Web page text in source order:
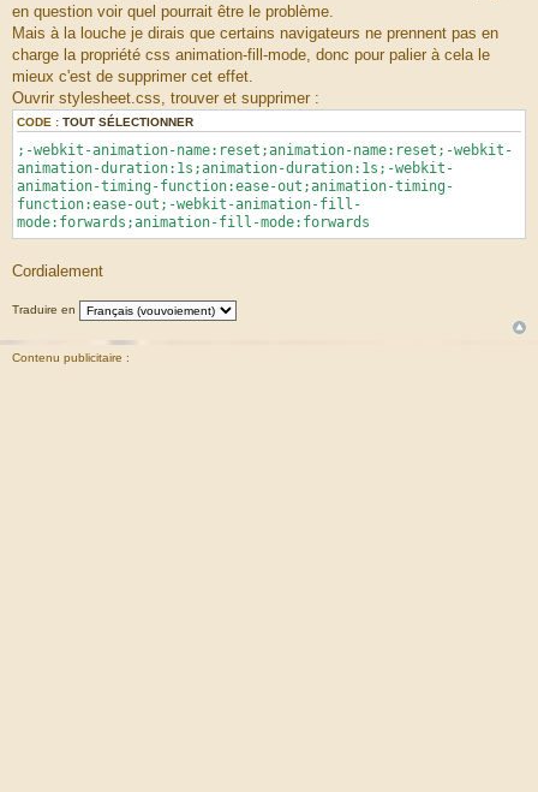
g
e
en question voir quel pourrait être le problème.
Mais à la louche je dirais que certains navigateurs ne prennent pas en
charge la propriété css animation-fill-mode, donc pour palier à cela le
mieux c'est de supprimer cet effet.
Ouvrir stylesheet.css, trouver et supprimer :
CODE : TOUT SÉLECTIONNER
;-webkit-animation-name:reset;animation-name:reset;-webkit-
animation-duration:1s;animation-duration:1s;-webkit-
animation-timing-function:ease-out;animation-timing-
function:ease-out;-webkit-animation-fill-
mode:forwards;animation-fill-mode:forwards
Cordialement
Traduire en
Contenu publicitaire :